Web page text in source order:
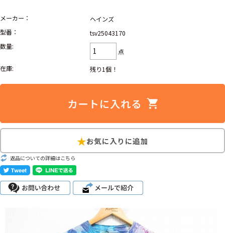
Search by Item アイテムから探す
スウェット
半袖シャツ
パンツ レディース 子供服
Search by Particularこだわりから探す
サイズから探す（メンズ）
メーカー：
ヘインズ
型番：
tsv25043170
数量:
点
在庫:
残り1個！
返品についての詳細はこちら